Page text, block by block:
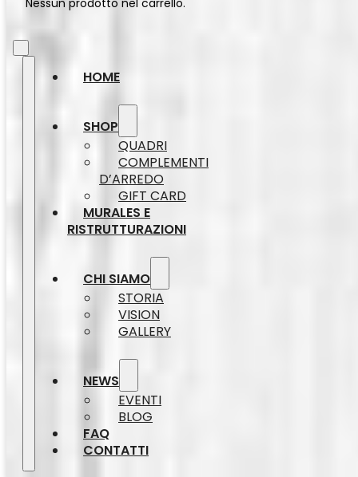
HOME
SHOP
QUADRI
COMPLEMENTI
D’ARREDO
GIFT CARD
MURALES E
RISTRUTTURAZIONI
CHI SIAMO
STORIA
VISION
GALLERY
NEWS
EVENTI
BLOG
FAQ
CONTATTI